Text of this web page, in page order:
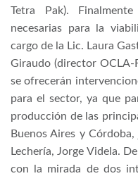
Tetra Pak).
necesarias para la
cargo de la Lic. Laura
Giraudo (director OCLA-
se ofrecerán
para el sector, ya que
producción de las
Buenos Aires y
Lechería, Jorge Videla.
con la mirada de dos